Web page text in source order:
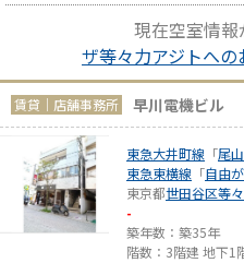
現在空室情報
ザ等々力アジトへ
賃貸｜店舗事務所 早川電機ビル
東急大井町線 「尾
東急東横線 「自由
東京都世田谷区等
-
築年数：築35年
階数：3階建 地下1